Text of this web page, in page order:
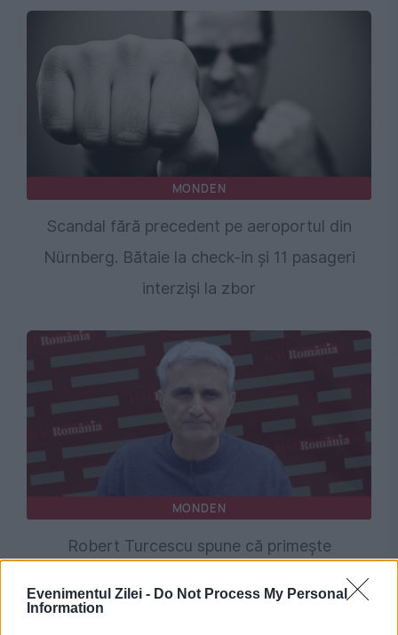
Evenimentul Zilei - Do Not Process My Personal
Information
MONDEN
Scandal fără precedent pe aeroportul din
Nürnberg. Bătaie la check-in și 11 pasageri
interziși la zbor
MONDEN
Robert Turcescu spune că primește